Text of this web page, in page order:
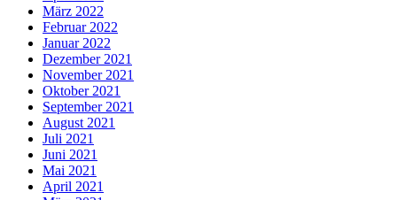
März 2022
Februar 2022
Januar 2022
Dezember 2021
November 2021
Oktober 2021
September 2021
August 2021
Juli 2021
Juni 2021
Mai 2021
April 2021